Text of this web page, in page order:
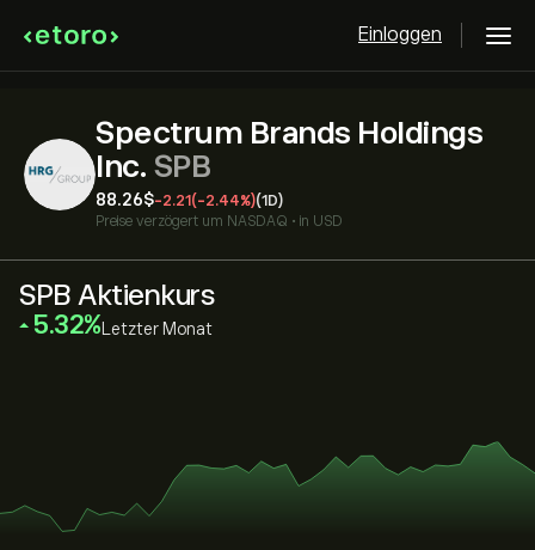
Einloggen
Spectrum Brands Holdings
Inc. SPB
88.26‎$‎-2.21 (-2.44%)(1D)
Preise verzögert um NASDAQ • in USD
SPB Aktienkurs
‎5.32‎ Letzter Monat